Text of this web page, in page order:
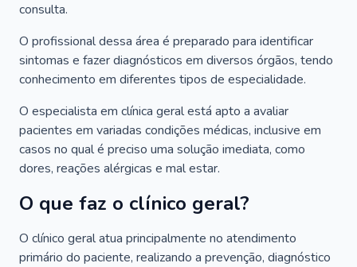
consulta.
O profissional dessa área é preparado para identificar
sintomas e fazer diagnósticos em diversos órgãos, tendo
conhecimento em diferentes tipos de especialidade.
O especialista em clínica geral está apto a avaliar
pacientes em variadas condições médicas, inclusive em
casos no qual é preciso uma solução imediata, como
dores, reações alérgicas e mal estar.
O que faz o clínico geral?
O clínico geral atua principalmente no atendimento
primário do paciente, realizando a prevenção, diagnóstico